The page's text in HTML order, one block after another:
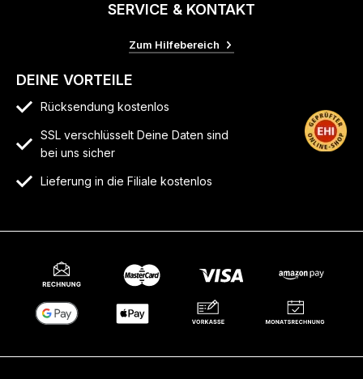
SERVICE & KONTAKT
Zum Hilfebereich
DEINE VORTEILE
Rücksendung kostenlos
SSL verschlüsselt Deine Daten sind
bei uns sicher
Lieferung in die Filiale kostenlos